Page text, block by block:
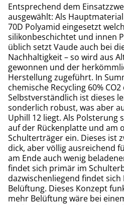
Entsprechend dem
ausgewählt: Als
70D Polyamid eingesetzt
silikonbeschichtet und innen
üblich setzt Vaude auch bei
Nachhaltigkeit – so wird aus
gewonnen und der
Herstellung zugeführt. In
chemische Recycling 60%
Selbstverständlich ist dieses
sonderlich robust, was aber
Uphill 12 liegt. Als Polsterung
auf der Rückenplatte und am
Schulterträger ein. Dieses ist
dick, aber völlig ausreichend
am Ende auch wenig
findet sich primär im
dazwischenliegend findet
Belüftung. Dieses Konzept
mehr Belüftung wäre bei